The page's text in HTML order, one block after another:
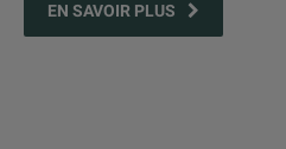
EN SAVOIR PLUS